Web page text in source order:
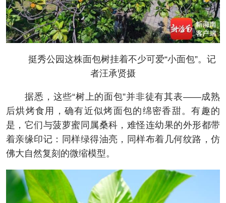
挺秀公园这株面包树挂着不少可爱“小面包”。记
者汪承贤摄
据悉，这些“树上的面包”并非徒有其表——成熟
后烘烤食用，确有近似烤面包的绵密香甜。有趣的
是，它们与菠萝蜜同属桑科，难怪连幼果的外形都带
着亲缘印记：同样绿得油亮，同样布着几何纹路，仿
佛大自然复刻的微缩模型。